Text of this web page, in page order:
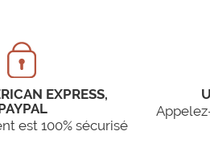
EXPRESS,
est 100% sécurisé